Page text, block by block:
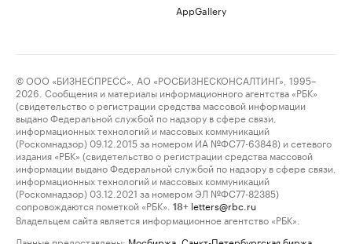
AppGallery
© ООО «БИЗНЕСПРЕСС», АО «РОСБИЗНЕСКОНСАЛТИНГ», 1995–
2026. Сообщения и материалы информационного агентства «РБК»
(свидетельство о регистрации средства массовой информации
выдано Федеральной службой по надзору в сфере связи,
информационных технологий и массовых коммуникаций
(Роскомнадзор) 09.12.2015 за номером ИА №ФС77-63848) и сетевого
издания «РБК» (свидетельство о регистрации средства массовой
информации выдано Федеральной службой по надзору в сфере связи,
информационных технологий и массовых коммуникаций
(Роскомнадзор) 03.12.2021 за номером ЭЛ №ФС77-82385)
сопровождаются пометкой «РБК».
18+ letters@rbc.ru
Владельцем сайта является информационное агентство «РБК».